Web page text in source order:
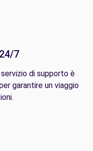
7
di supporto è
garantire un viaggio